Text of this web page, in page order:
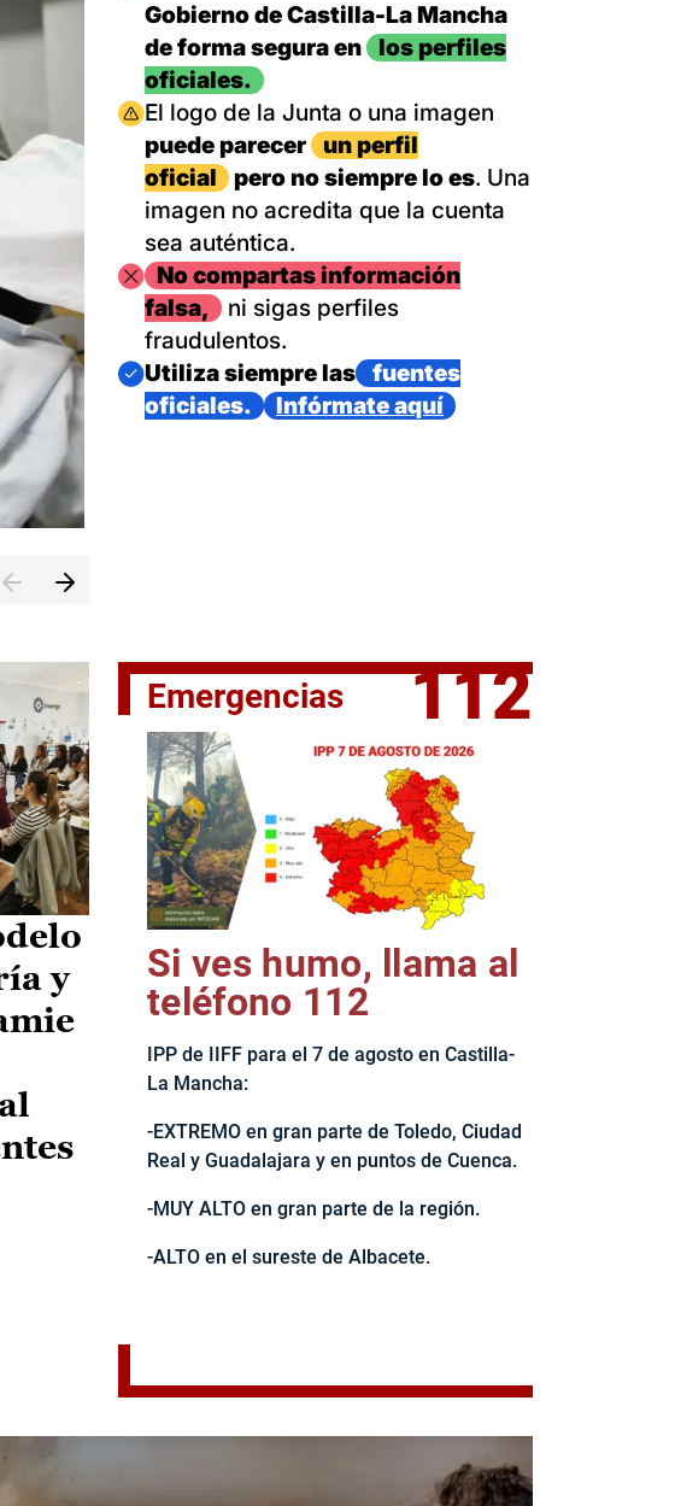
El jefe del Ejecutivo castellanomanchego, Emiliano García-
Gobierno de Castilla-La Mancha
de forma segura en
los perfiles
oficiales.
Imagen
El logo de la Junta o una imagen
puede parecer
un perfil
oficial
pero no siempre lo es. Una
imagen no acredita que la cuenta
sea auténtica.
ImagenNo compartas información
falsa,
ni sigas perfiles
fraudulentos.
Imagen
Utiliza siempre las
fuentes
oficiales.
Infórmate aquí
y
Emergencias 112
Si ves humo, llama al
teléfono 112
IPP de IIFF para el 7 de agosto en Castilla-
La Mancha:
-EXTREMO en gran parte de Toledo, Ciudad
Real y Guadalajara y en puntos de Cuenca.
-MUY ALTO en gran parte de la región.
-ALTO en el sureste de Albacete.